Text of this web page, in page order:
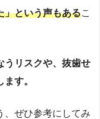
には、医科と歯科
オフライン両方
し、テクノロジー
」という声もあるこ
うリスクや、抜歯せ
す。
、ぜひ参考にしてみ